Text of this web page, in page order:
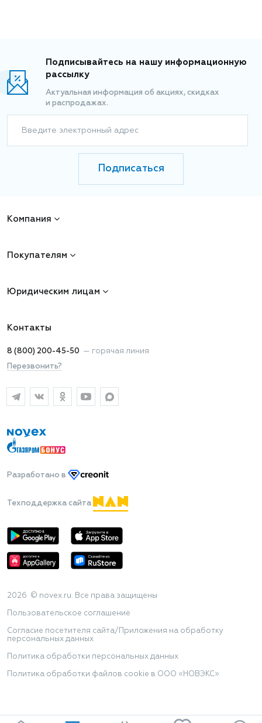
Подписывайтесь на нашу информационную
рассылку
Актуальная информация об акциях, скидках
и распродажах.
Введите электронный адрес
Подписаться
Компания
Покупателям
Юридическим лицам
Контакты
8 (800) 200-45-50 — горячая линия
Перезвонить?
Разработано в
Техподдержка сайта
2026 © novex.ru. Все права защищены
Пользовательское соглашение
Согласие посетителя сайта/Приложения на обработку
персональных данных
Политика обработки персональных данных
Политика обработки файлов cookie в ООО «НОВЭКС»